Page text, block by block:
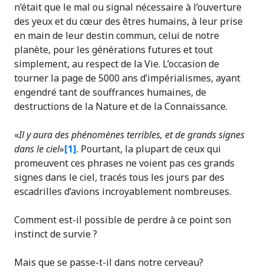
n’était que le mal ou signal nécessaire à l’ouverture
des yeux et du cœur des êtres humains, à leur prise
en main de leur destin commun, celui de notre
planète, pour les générations futures et tout
simplement, au respect de la Vie. L’occasion de
tourner la page de 5000 ans d’impérialismes, ayant
engendré tant de souffrances humaines, de
destructions de la Nature et de la Connaissance.
«Il y aura des phénomènes terribles, et de grands signes
dans le ciel»[1]. Pourtant, la plupart de ceux qui
promeuvent ces phrases ne voient pas ces grands
signes dans le ciel, tracés tous les jours par des
escadrilles d’avions incroyablement nombreuses.
Comment est-il possible de perdre à ce point son
instinct de survie ?
Mais que se passe-t-il dans notre cerveau?